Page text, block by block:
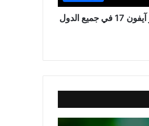
مقارنة بين أسعار آيفون 17 في جميع الدول